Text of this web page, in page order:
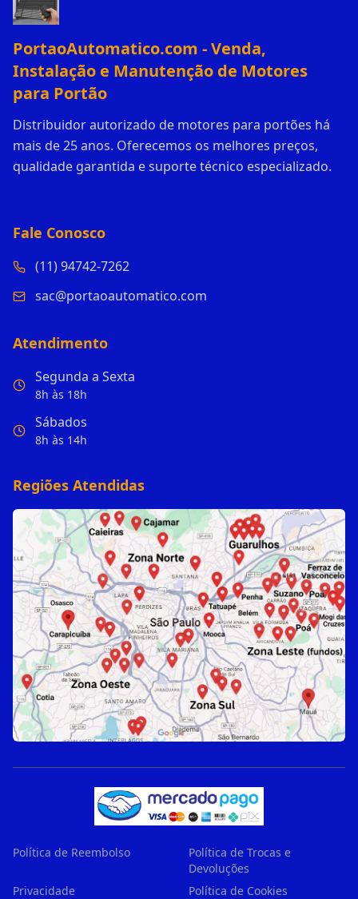
PortaoAutomatico.com - Venda,
Instalação e Manutenção de Motores
para Portão
Distribuidor autorizado de motores para portões há
mais de 25 anos. Oferecemos os melhores preços,
qualidade garantida e suporte técnico especializado.
Fale Conosco
(11) 94742-7262
sac@portaoautomatico.com
Atendimento
Segunda a Sexta
8h às 18h
Sábados
8h às 14h
Regiões Atendidas
Política de Reembolso
Política de Trocas e
Devoluções
Privacidade
Política de Cookies